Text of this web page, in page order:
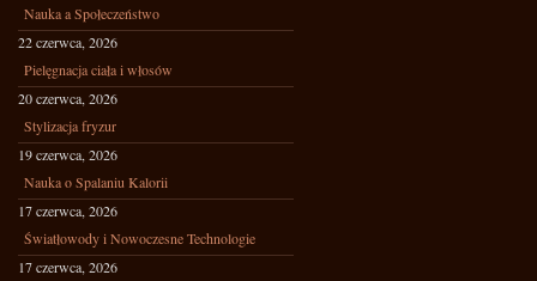
Nauka a Społeczeństwo
22 czerwca, 2026
Pielęgnacja ciała i włosów
20 czerwca, 2026
Stylizacja fryzur
19 czerwca, 2026
Nauka o Spalaniu Kalorii
17 czerwca, 2026
Światłowody i Nowoczesne Technologie
17 czerwca, 2026